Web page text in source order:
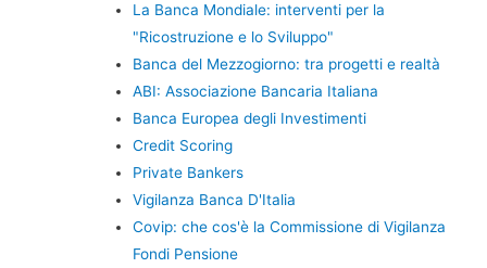
La Banca Mondiale: interventi per la
"Ricostruzione e lo Sviluppo"
Banca del Mezzogiorno: tra progetti e realtà
ABI: Associazione Bancaria Italiana
Banca Europea degli Investimenti
Credit Scoring
Private Bankers
Vigilanza Banca D'Italia
Covip: che cos'è la Commissione di Vigilanza
Fondi Pensione